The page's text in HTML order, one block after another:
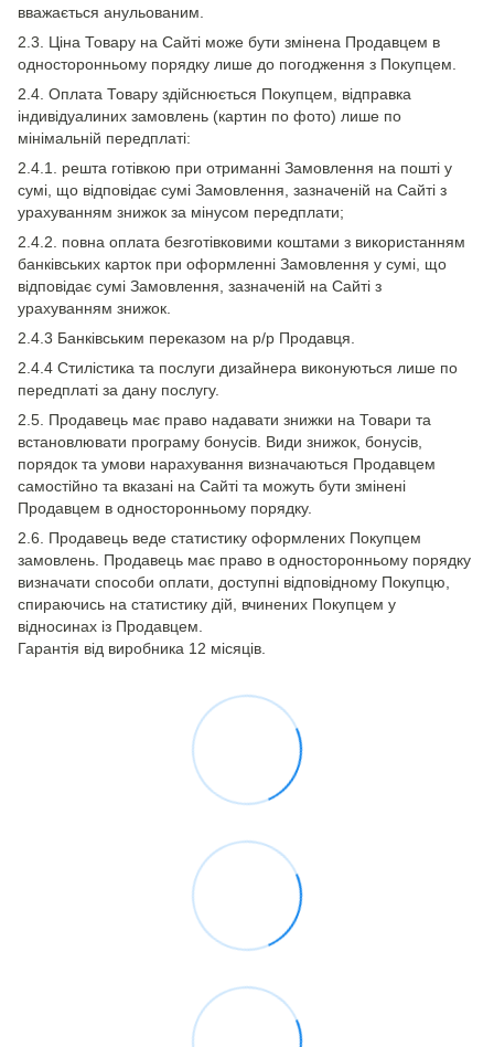
вважається анульованим.
2.3. Ціна Товару на Сайті може бути змінена Продавцем в
односторонньому порядку лише до погодження з Покупцем.
2.4. Оплата Товару здійснюється Покупцем, відправка
індивідуалиних замовлень (картин по фото) лише по
мінімальній передплаті:
2.4.1. решта готівкою при отриманні Замовлення на пошті у
сумі, що відповідає сумі Замовлення, зазначеній на Сайті з
урахуванням знижок за мінусом передплати;
2.4.2. повна оплата безготівковими коштами з використанням
банківських карток при оформленні Замовлення у сумі, що
відповідає сумі Замовлення, зазначеній на Сайті з
урахуванням знижок.
2.4.3 Банківським переказом на р/р Продавця.
2.4.4 Стилістика та послуги дизайнера виконуються лише по
передплаті за дану послугу.
2.5. Продавець має право надавати знижки на Товари та
встановлювати програму бонусів. Види знижок, бонусів,
порядок та умови нарахування визначаються Продавцем
самостійно та вказані на Сайті та можуть бути змінені
Продавцем в односторонньому порядку.
2.6. Продавець веде статистику оформлених Покупцем
замовлень. Продавець має право в односторонньому порядку
визначати способи оплати, доступні відповідному Покупцю,
спираючись на статистику дій, вчинених Покупцем у
відносинах із Продавцем.
Гарантія від виробника 12 місяців.